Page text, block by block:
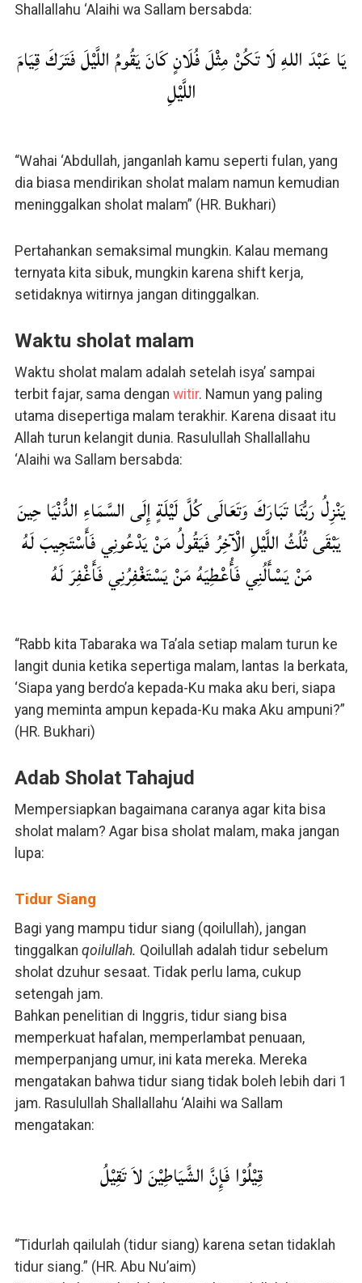
Shallallahu ‘Alaihi wa Sallam bersabda:
يَا عَبْدَ اللهِ لَا تَكُنْ مِثْلَ فُلَانٍ كَانَ يَقُومُ اللَّيْلَ فَتَرَكَ قِيَامَ
اللَّيْلِ
“Wahai ‘Abdullah, janganlah kamu seperti fulan, yang
dia biasa mendirikan sholat malam namun kemudian
meninggalkan sholat malam” (HR. Bukhari)
Pertahankan semaksimal mungkin. Kalau memang
ternyata kita sibuk, mungkin karena shift kerja,
setidaknya witirnya jangan ditinggalkan.
Waktu sholat malam
Waktu sholat malam adalah setelah isya’ sampai
terbit fajar, sama dengan witir. Namun yang paling
utama disepertiga malam terakhir. Karena disaat itu
Allah turun kelangit dunia. Rasulullah Shallallahu
‘Alaihi wa Sallam bersabda:
يَنْزِلُ رَبُّنَا تَبَارَكَ وَتَعَالَى كُلَّ لَيْلَةٍ إِلَى السَّمَاءِ الدُّنْيَا حِينَ
يَبْقَى ثُلُثُ اللَّيْلِ الْآخِرُ فَيَقُولُ مَنْ يَدْعُونِي فَأَسْتَجِيبَ لَهُ
مَنْ يَسْأَلُنِي فَأُعْطِيَهُ مَنْ يَسْتَغْفِرُنِي فَأَغْفِرَ لَهُ
“Rabb kita Tabaraka wa Ta’ala setiap malam turun ke
langit dunia ketika sepertiga malam, lantas Ia berkata,
‘Siapa yang berdo’a kepada-Ku maka aku beri, siapa
yang meminta ampun kepada-Ku maka Aku ampuni?”
(HR. Bukhari)
Adab Sholat Tahajud
Mempersiapkan bagaimana caranya agar kita bisa
sholat malam? Agar bisa sholat malam, maka jangan
lupa:
Tidur Siang
Bagi yang mampu tidur siang (qoilullah), jangan
tinggalkan qoilullah. Qoilullah adalah tidur sebelum
sholat dzuhur sesaat. Tidak perlu lama, cukup
setengah jam.
Bahkan penelitian di Inggris, tidur siang bisa
memperkuat hafalan, memperlambat penuaan,
memperpanjang umur, ini kata mereka. Mereka
mengatakan bahwa tidur siang tidak boleh lebih dari 1
jam. Rasulullah Shallallahu ‘Alaihi wa Sallam
mengatakan:
قِيْلُوْا فَإِنَّ الشَّيَاطِيْنَ لاَ تَقِيْلُ
“Tidurlah qailulah (tidur siang) karena setan tidaklah
tidur siang.” (HR. Abu Nu’aim)